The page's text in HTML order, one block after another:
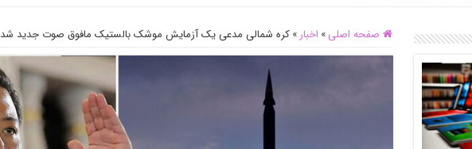
صفحه اصلی » اخبار » کره شمالی مدعی یک آزمایش موشک بالستیک مافوق صوت جدید شد